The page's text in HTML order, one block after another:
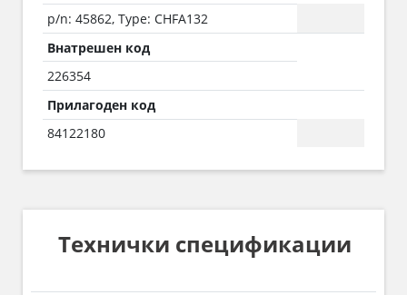
p/n: 45862, Type: CHFA132
Внатрешен код
226354
Прилагоден код
84122180
Технички спецификации